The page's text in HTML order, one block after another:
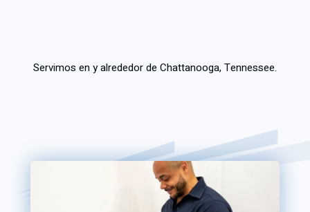
Servimos en y alrededor de Chattanooga, Tennessee.